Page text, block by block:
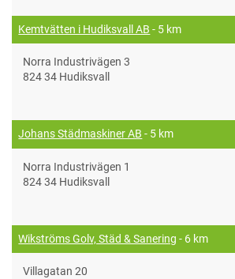
Kemtvätten i Hudiksvall AB - 5 km
Norra Industrivägen 3
824 34 Hudiksvall
Johans Städmaskiner AB - 5 km
Norra Industrivägen 1
824 34 Hudiksvall
Wikströms Golv, Städ & Sanering - 6 km
Villagatan 20